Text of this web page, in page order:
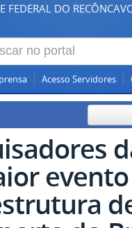
FEDERAL DO
Acesso Servidores